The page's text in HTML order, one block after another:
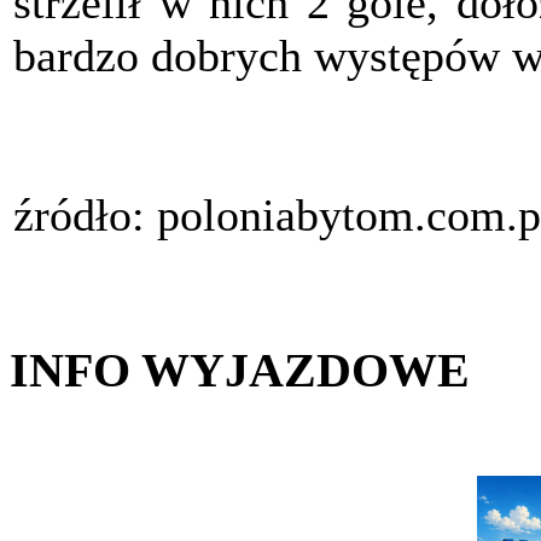
bardzo dobrych występów
źródło:
INFO WYJAZDOWE